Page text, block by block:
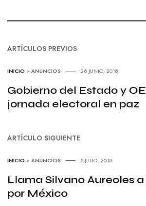
ARTÍCULOS PREVIOS
INICIO >ANUNCIOS 28 JUNIO, 2018
Gobierno del Estado y
jornada electoral en paz
ARTÍCULO SIGUIENTE
INICIO >ANUNCIOS 5 JULIO, 2018
Llama Silvano Aureoles
por México